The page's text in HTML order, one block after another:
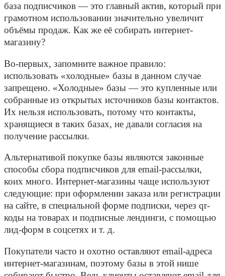
база подписчиков — это главный актив, который при
грамотном использовании значительно увеличит
объёмы продаж. Как же её собирать интернет-
магазину?
Во-первых, запомните важное правило:
использовать «холодные» базы в данном случае
запрещено. «Холодные» базы — это купленные или
собранные из открытых источников базы контактов.
Их нельзя использовать, потому что контакты,
хранящиеся в таких базах, не давали согласия на
получение рассылки.
Альтернативой покупке базы являются законные
способы сбора подписчиков для email-рассылки,
коих много. Интернет-магазины чаще используют
следующие: при оформлении заказа или регистрации
на сайте, в специальной форме подписки, через qr-
коды на товарах и подписные лендинги, с помощью
лид-форм в соцсетях и т. д.
Покупатели часто и охотно оставляют email-адреса
интернет-магазинам, поэтому базы в этой нише